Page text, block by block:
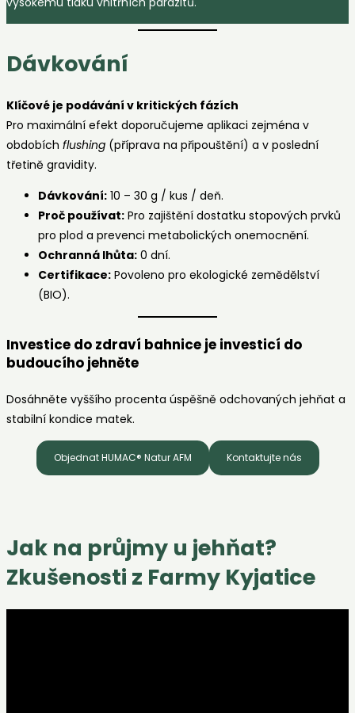
Dávkování
Klíčové je podávání v kritických fázích
Pro maximální efekt doporučujeme aplikaci zejména v
obdobích flushing (příprava na připouštění) a v poslední
třetině gravidity.
Dávkování: 10 – 30 g / kus / deň.
Proč používat: Pro zajištění dostatku stopových prvků
pro plod a prevenci metabolických onemocnění.
Ochranná lhůta: 0 dní.
Certifikace: Povoleno pro ekologické zemědělství
(BIO).
Investice do zdraví bahnice je investicí do
budoucího jehněte
Dosáhněte vyššího procenta úspěšně odchovaných jehňat a
stabilní kondice matek.
Objednat HUMAC® Natur AFM Kontaktujte nás
Jak na průjmy u jehňat?
Zkušenosti z Farmy Kyjatice